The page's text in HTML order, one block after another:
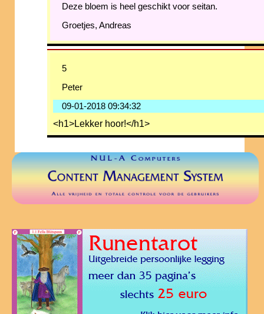
Deze bloem is heel geschikt voor seitan.
Groetjes, Andreas
5
Peter
09-01-2018 09:34:32
<h1>Lekker hoor!</h1>